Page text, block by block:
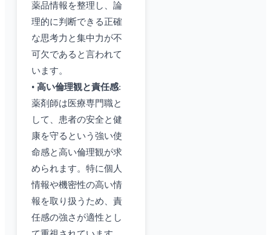
薬品情報を整理し、論
理的に判断できる正確
な思考力と集中力が不
可欠であると言われて
います。
• 高い倫理観と責任感:
薬剤師は医療専門職と
して、患者の安全と健
康を守るという強い使
命感と高い倫理観が求
められます。特に個人
情報や機密性の高い情
報を取り扱うため、責
任感の強さが適性とし